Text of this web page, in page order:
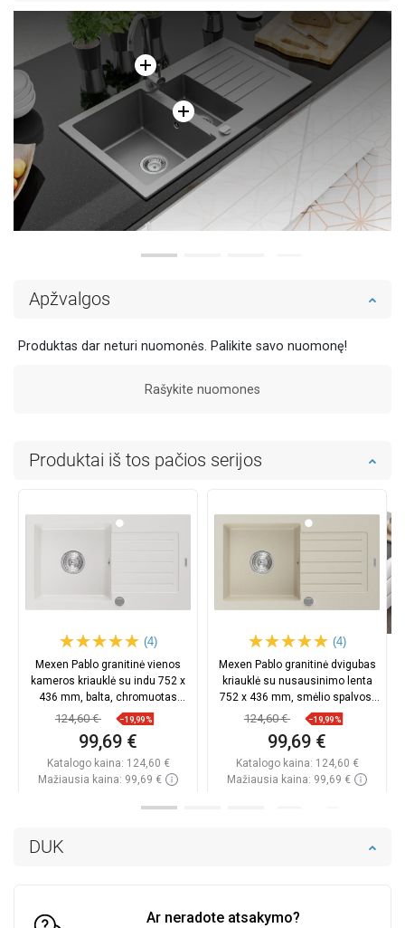
DUK
Ar neradote atsakymo?
Apžvalgos
Produktas dar neturi nuomonės. Palikite savo nuomonę!
Rašykite nuomones
Produktai iš tos pačios serijos
(4)
Mexen Pablo granitinė vienos
kameros kriauklė su indu 752 x
436 mm, balta, chromuotas
sifonas - 6510751010-20
124,60 € −19,99%
99,69 €
Katalogo kaina: 124,60 €
Mažiausia kaina: 99,69 €
(4)
Mexen Pablo granitinė dvigubas
kriauklė su nusausinimo lenta
752 x 436 mm, smėlio spalvos,
chromuotas sifonas -
124,60 € −19,99%
99,69 €
Katalogo kaina: 124,60 €
Mažiausia kaina: 99,69 €